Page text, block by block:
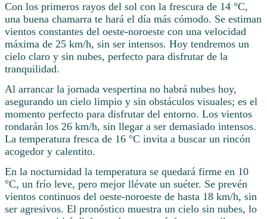
Con los primeros rayos del sol con la frescura de 14 °C,
una buena chamarra te hará el día más cómodo. Se estiman
vientos constantes del oeste-noroeste con una velocidad
máxima de 25 km/h, sin ser intensos. Hoy tendremos un
cielo claro y sin nubes, perfecto para disfrutar de la
tranquilidad.
Al arrancar la jornada vespertina no habrá nubes hoy,
asegurando un cielo limpio y sin obstáculos visuales; es el
momento perfecto para disfrutar del entorno. Los vientos
rondarán los 26 km/h, sin llegar a ser demasiado intensos.
La temperatura fresca de 16 °C invita a buscar un rincón
acogedor y calentito.
En la nocturnidad la temperatura se quedará firme en 10
°C, un frío leve, pero mejor llévate un suéter. Se prevén
vientos continuos del oeste-noroeste de hasta 18 km/h, sin
ser agresivos. El pronóstico muestra un cielo sin nubes, lo